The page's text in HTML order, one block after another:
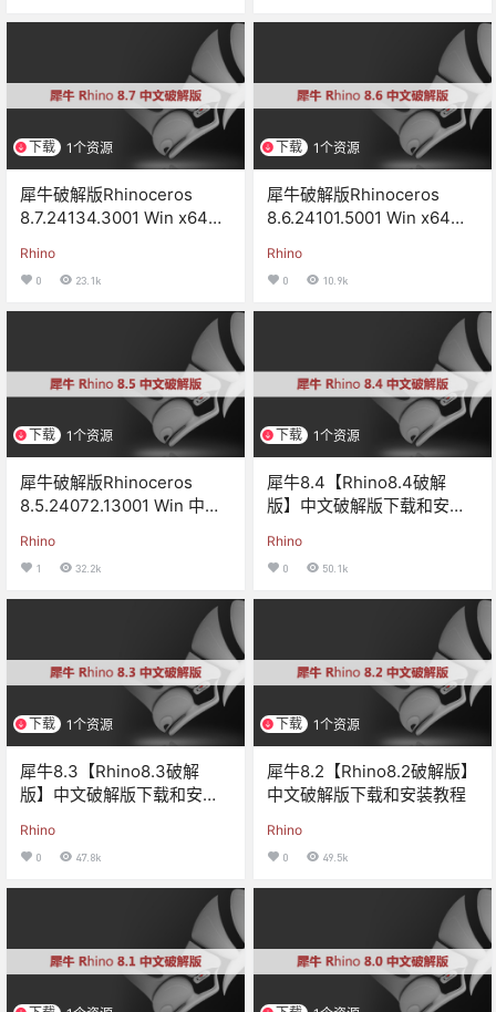
下载 1个资源
犀牛破解版Rhinoceros
8.7.24134.3001 Win x64中
Rhino
0 23.1k
下载 1个资源
犀牛破解版Rhinoceros
8.6.24101.5001 Win x64中
Rhino
0 10.9k
下载 1个资源
犀牛破解版Rhinoceros
8.5.24072.13001 Win 中文
Rhino
1 32.2k
下载 1个资源
犀牛8.4【Rhino8.4破解
版】中文破解版下载和安装
Rhino
0 50.1k
下载 1个资源
犀牛8.3【Rhino8.3破解
版】中文破解版下载和安装
Rhino
0 47.8k
下载 1个资源
犀牛8.2【Rhino8.2破解版】
中文破解版下载和安装教程
Rhino
0 49.5k